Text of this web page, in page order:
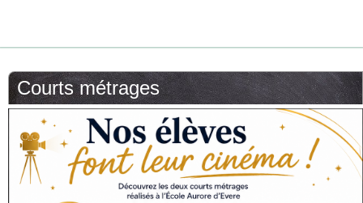
Courts métrages